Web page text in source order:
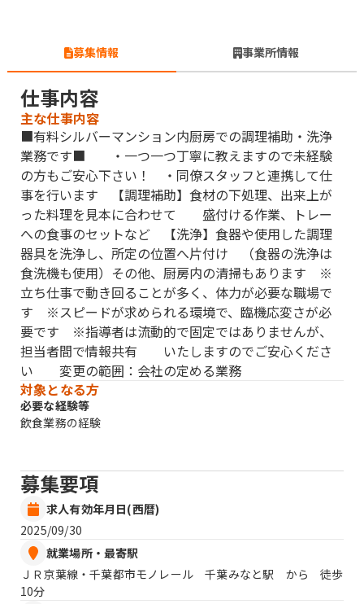
募集情報 事業所情報
仕事内容
主な仕事内容
■有料シルバーマンション内厨房での調理補助・洗浄
業務です■ ・一つ一つ丁寧に教えますので未経験
の方もご安心下さい！ ・同僚スタッフと連携して仕
事を行います 【調理補助】食材の下処理、出来上が
った料理を見本に合わせて 盛付ける作業、トレー
への食事のセットなど 【洗浄】食器や使用した調理
器具を洗浄し、所定の位置へ片付け （食器の洗浄は
食洗機も使用）その他、厨房内の清掃もあります ※
立ち仕事で動き回ることが多く、体力が必要な職場で
す ※スピードが求められる環境で、臨機応変さが必
要です ※指導者は流動的で固定ではありませんが、
担当者間で情報共有 いたしますのでご安心くださ
い 変更の範囲：会社の定める業務
対象となる方
必要な経験等
飲食業務の経験
募集要項
求人有効年月日(西暦)
2025/09/30
就業場所・最寄駅
ＪＲ京葉線・千葉都市モノレール 千葉みなと駅 から 徒歩
10分